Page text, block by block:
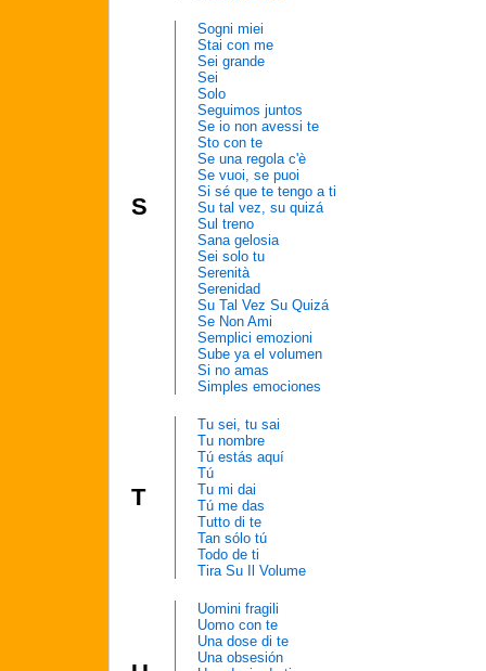
S
Sogni miei
Stai con me
Sei grande
Sei
Solo
Seguimos juntos
Se io non avessi te
Sto con te
Se una regola c'è
Se vuoi, se puoi
Si sé que te tengo a ti
Su tal vez, su quizá
Sul treno
Sana gelosia
Sei solo tu
Serenità
Serenidad
Su Tal Vez Su Quizá
Se Non Ami
Semplici emozioni
Sube ya el volumen
Si no amas
Simples emociones
T
Tu sei, tu sai
Tu nombre
Tú estás aquí
Tú
Tu mi dai
Tú me das
Tutto di te
Tan sólo tú
Todo de ti
Tira Su Il Volume
Uomini fragili
Uomo con te
Una dose di te
Una obsesión